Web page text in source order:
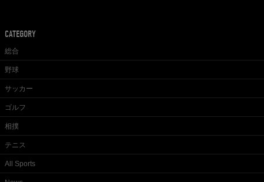
CATEGORY
総合
野球
サッカー
ゴルフ
相撲
テニス
All Sports